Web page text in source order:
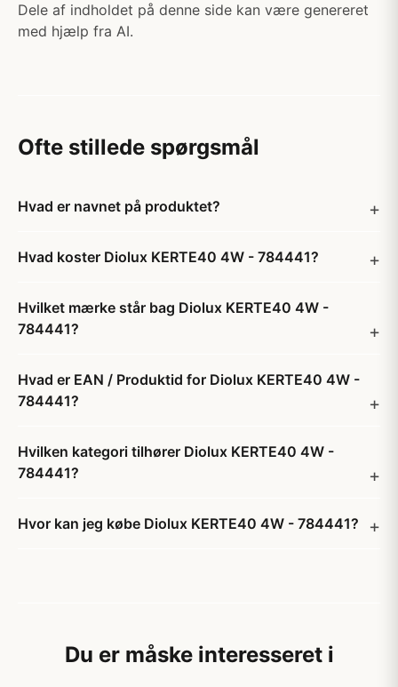
Dele af indholdet på denne side kan være genereret
med hjælp fra AI.
Ofte stillede spørgsmål
Hvad er navnet på produktet?
Hvad koster Diolux KERTE40 4W - 784441?
Hvilket mærke står bag Diolux KERTE40 4W -
784441?
Hvad er EAN / Produktid for Diolux KERTE40 4W -
784441?
Hvilken kategori tilhører Diolux KERTE40 4W -
784441?
Hvor kan jeg købe Diolux KERTE40 4W - 784441?
Du er måske interesseret i